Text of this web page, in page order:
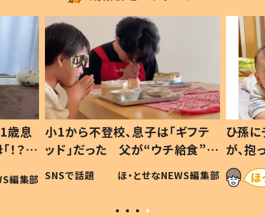
歳息
？」
編集部
小1から不登校、息子は「ギフテ
ッド」だった 父が“ウチ給食”を
作り続ける理由とは #令和の親
#令和の子
SNSで話題 ほ・とせなNEWS編集部
ひ孫
が、
「涙が
い」